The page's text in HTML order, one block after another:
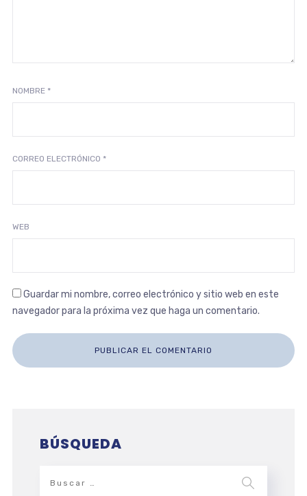
NOMBRE *
CORREO ELECTRÓNICO *
WEB
Guardar mi nombre, correo electrónico y sitio web en este
navegador para la próxima vez que haga un comentario.
BÚSQUEDA